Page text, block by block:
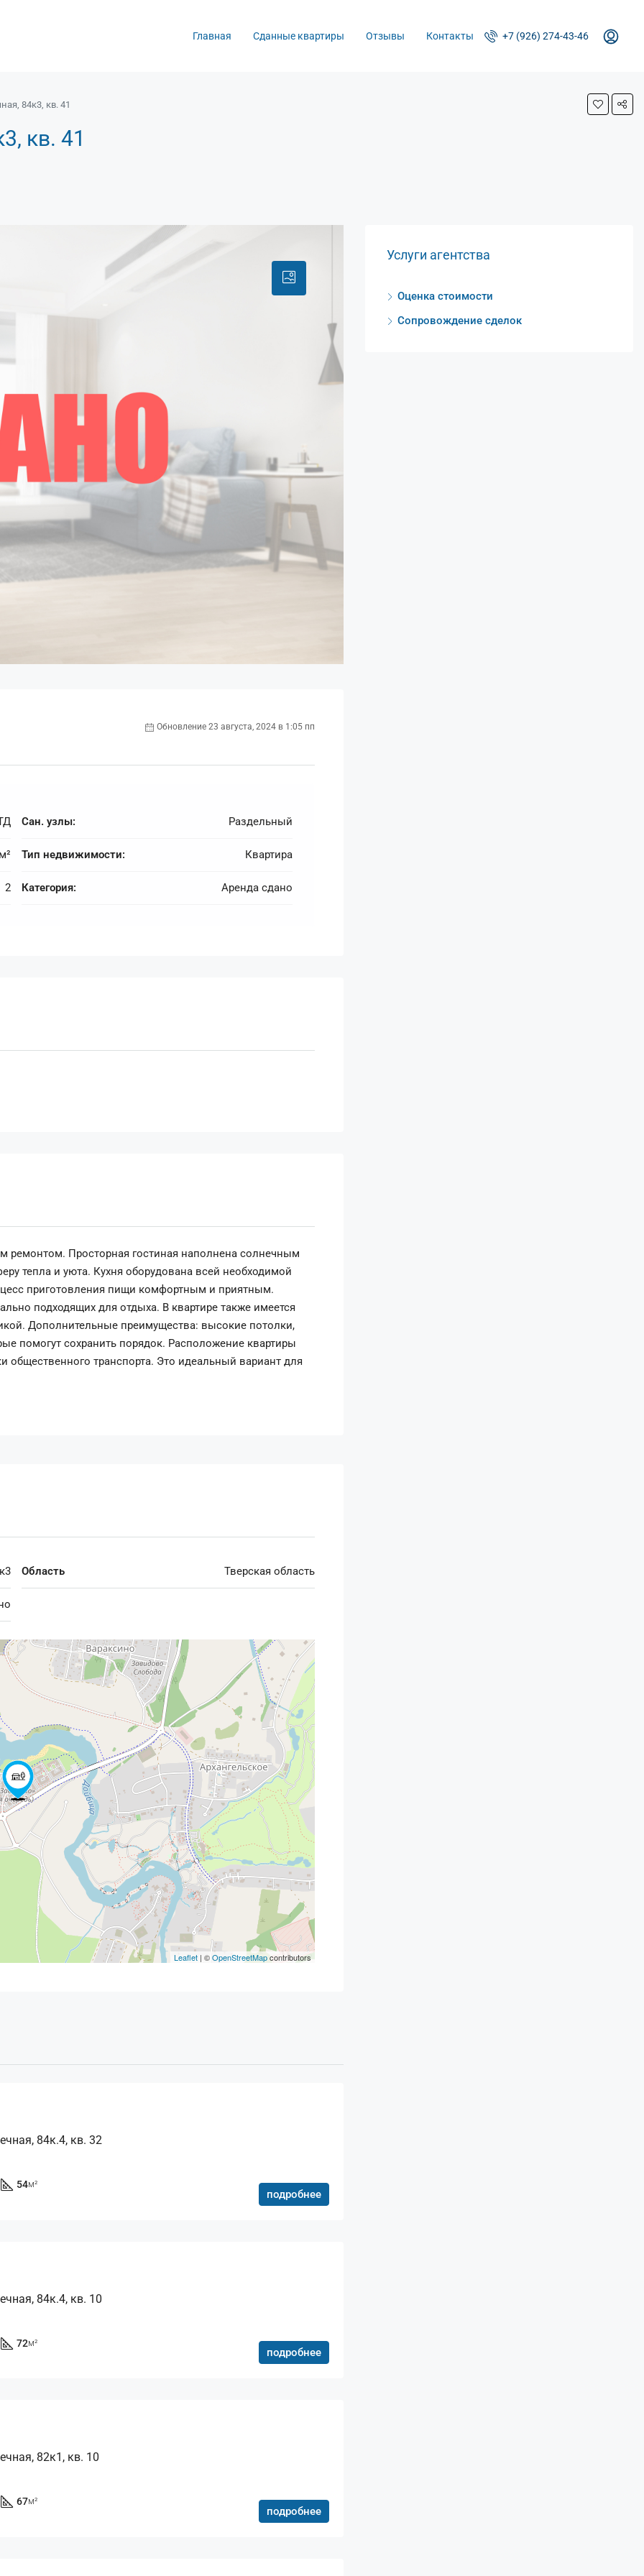
Главная Сданные квартиры Отзывы Контакты +7 (926) 274-43-46
84к3, кв. 41
кв. 41
Обновление 23 августа, 2024 в 1:05 пп
2
Сан. узлы: Раздельный
Тип недвижимости: Квартира
Категория: Аренда сдано
ремонтом. Просторная гостиная наполнена солнечным
тепла и уюта. Кухня оборудована всей необходимой
приготовления пищи комфортным и приятным.
подходящих для отдыха. В квартире также имеется
Дополнительные преимущества: высокие потолки,
помогут сохранить порядок. Расположение квартиры
транспорта. Это идеальный вариант для
Область Тверская область
Leaflet| ©OpenStreetMapcontributors
84к.4, кв. 32
54м²
подробнее
84к.4, кв. 10
72м²
подробнее
82к1, кв. 10
67м²
подробнее
Услуги агентства
Оценка стоимости
Сопровождение сделок